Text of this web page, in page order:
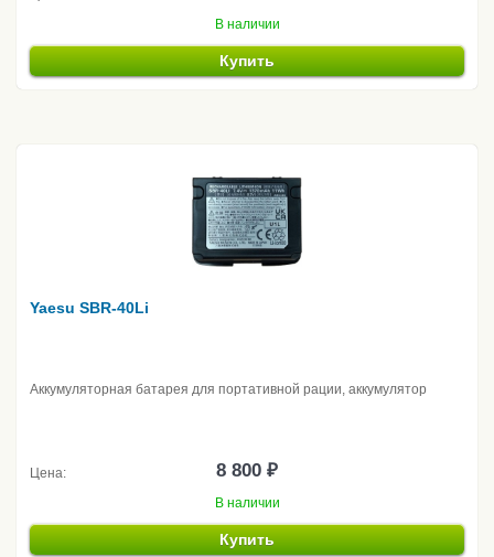
В наличии
Купить
Yaesu SBR-40Li
Аккумуляторная батарея для портативной рации, аккумулятор
Цена: 8 800 ₽
В наличии
Купить